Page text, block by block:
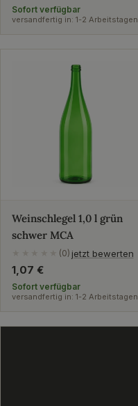
Preis
Sofort verfügbar
versandfertig in: 1-2 Arbeitstagen
Weinschlegel 1,0 l grün
schwer MCA
(0) jetzt bewerten
Regulärer
Preis
1,07 €
Sofort verfügbar
versandfertig in: 1-2 Arbeitstagen